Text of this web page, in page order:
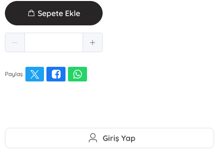
Sepete Ekle
Paylaş
Giriş Yap